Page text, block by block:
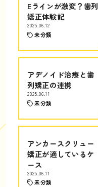
Eラインが激変？歯列
矯正体験記
2025.06.12
未分類
アデノイド治療と歯
列矯正の連携
2025.06.11
未分類
アンカースクリュー
矯正が適しているケ
ース
2025.06.11
未分類